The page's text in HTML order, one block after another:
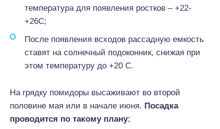
температура для появления ростков – +22-
+26С;
После появления всходов рассадную емкость
ставят на солнечный подоконник, снижая при
этом температуру до +20 С.
На грядку помидоры высаживают во второй
половине мая или в начале июня. Посадка
проводится по такому плану: